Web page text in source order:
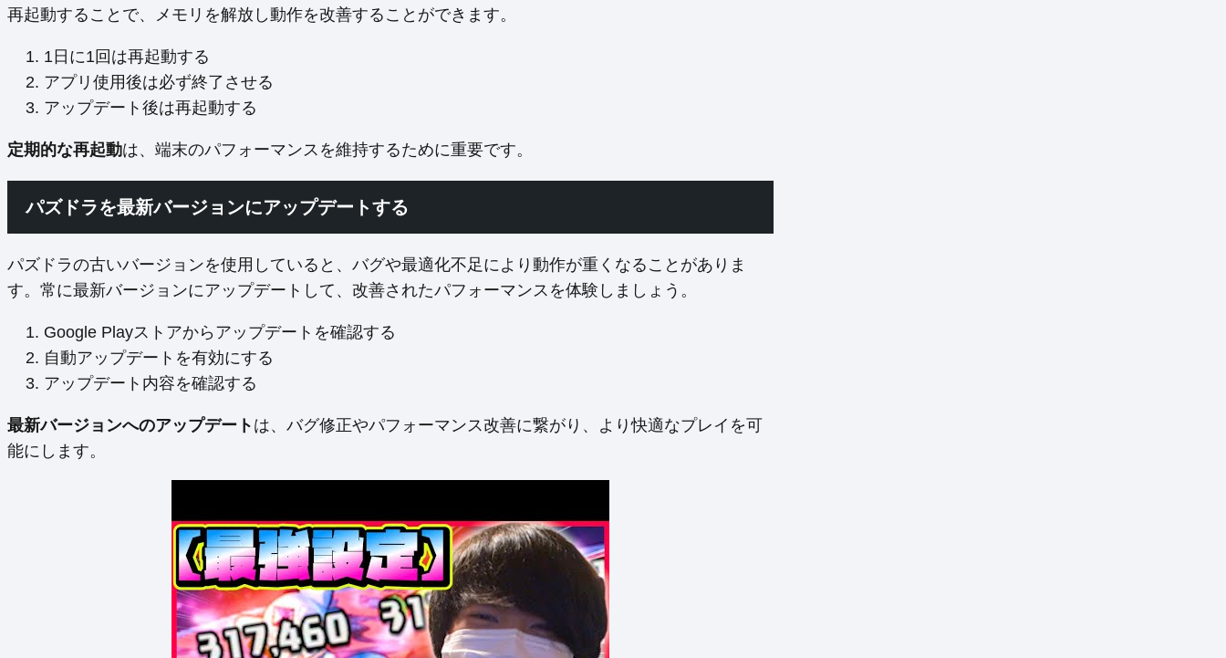
再起動することで、メモリを解放し動作を改善することができます。
1日に1回は再起動する
アプリ使用後は必ず終了させる
アップデート後は再起動する
定期的な再起動は、端末のパフォーマンスを維持するために重要です。
パズドラを最新バージョンにアップデートする
パズドラの古いバージョンを使用していると、バグや最適化不足により動作が重くなることがありま
す。常に最新バージョンにアップデートして、改善されたパフォーマンスを体験しましょう。
Google Playストアからアップデートを確認する
自動アップデートを有効にする
アップデート内容を確認する
最新バージョンへのアップデート は、バグ修正やパフォーマンス改善に繋がり、より快適なプレイを可
能にします。